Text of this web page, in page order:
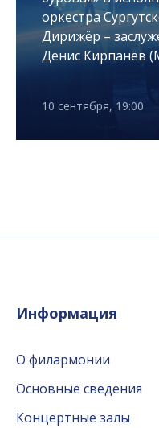
оркестра
Дирижёр –
Денис Кирпанёв
10 сентября, 19:00
Информация
О филармонии
Основные сведения
Концертные залы